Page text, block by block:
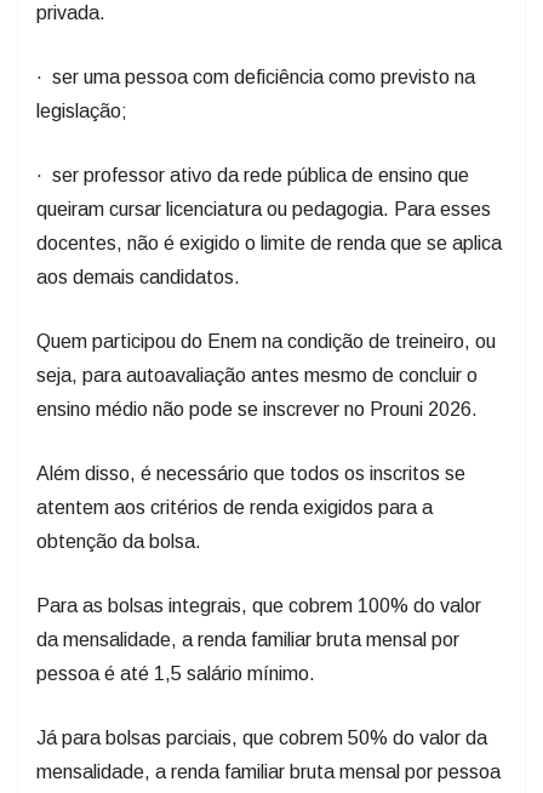
privada.
· ser uma pessoa com deficiência como previsto na
legislação;
· ser professor ativo da rede pública de ensino que
queiram cursar licenciatura ou pedagogia. Para esses
docentes, não é exigido o limite de renda que se aplica
aos demais candidatos.
Quem participou do Enem na condição de treineiro, ou
seja, para autoavaliação antes mesmo de concluir o
ensino médio não pode se inscrever no Prouni 2026.
Além disso, é necessário que todos os inscritos se
atentem aos critérios de renda exigidos para a
obtenção da bolsa.
Para as bolsas integrais, que cobrem 100% do valor
da mensalidade, a renda familiar bruta mensal por
pessoa é até 1,5 salário mínimo.
Já para bolsas parciais, que cobrem 50% do valor da
mensalidade, a renda familiar bruta mensal por pessoa